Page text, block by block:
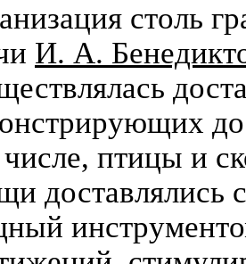
столь
И. А.
птицы и
доставлялись